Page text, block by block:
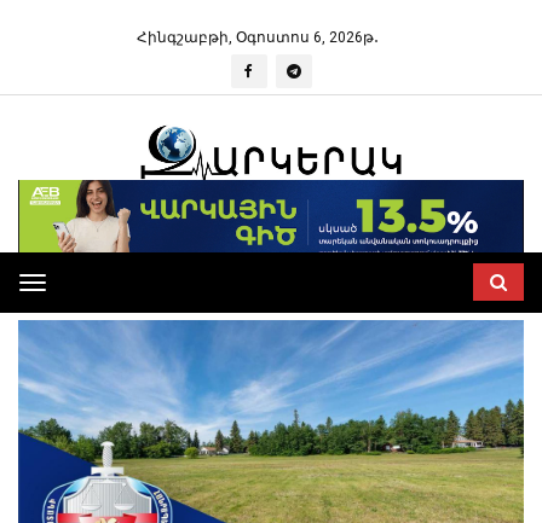
Հինգշաբթի, Օգոստոս 6, 2026թ․
Toggle
navigation